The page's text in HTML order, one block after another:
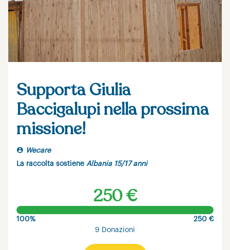
Supporta Giulia
Baccigalupi nella prossima
missione!
Wecare
La raccolta sostiene Albania 15/17 anni
250 €
100%
250 €
9 Donazioni